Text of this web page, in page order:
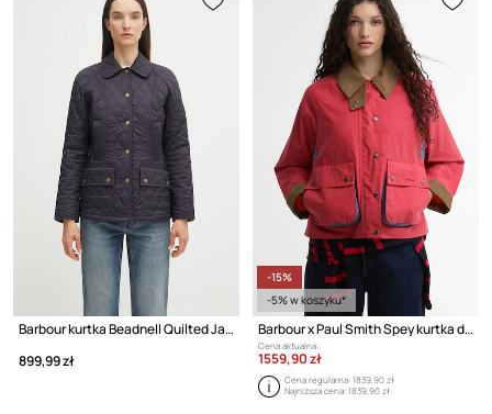
Barbour kurtka Beadnell Quilted Jacket
899,99 zł
-15%
-5% w koszyku*
Barbour x Paul Smith Spey kurtka damska bawełniana
Cena aktualna:
1559,90 zł
Cena regularna:1839,90 zł
Najniższa cena:1839,90 zł